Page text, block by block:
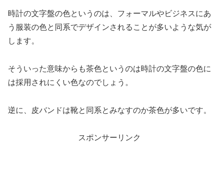
時計の文字盤の色というのは、フォーマルやビジネスにあ
う服装の色と同系でデザインされることが多いような気が
します。
そういった意味からも茶色というのは時計の文字盤の色に
は採用されにくい色なのでしょう。
逆に、皮バンドは靴と同系とみなすのか茶色が多いです。
スポンサーリンク